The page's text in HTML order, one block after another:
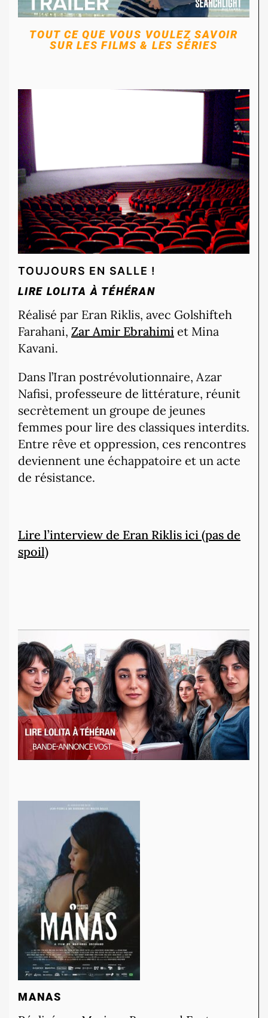
TOUT CE QUE VOUS VOULEZ SAVOIR
SUR LES FILMS & LES SÉRIES
TOUJOURS EN SALLE !
LIRE LOLITA À TÉHÉRAN
Réalisé par Eran Riklis, avec Golshifteh
Farahani, Zar Amir Ebrahimi et Mina
Kavani.
Dans l’Iran postrévolutionnaire, Azar
Nafisi, professeure de littérature, réunit
secrètement un groupe de jeunes
femmes pour lire des classiques interdits.
Entre rêve et oppression, ces rencontres
deviennent une échappatoire et un acte
de résistance.
Lire l’interview de Eran Riklis ici (pas de
spoil)
MANAS